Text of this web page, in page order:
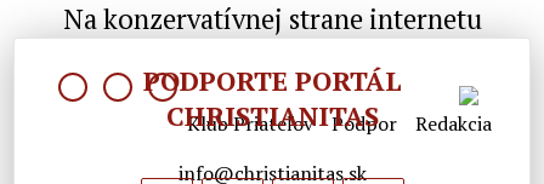
PODPORTE PORTÁL
CHRISTIANITAS
Na konzervatívnej strane internetu
Klub Priateľov Podpor
Redakcia
info@christianitas.sk